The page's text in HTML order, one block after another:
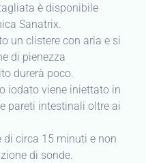
è disponibile
Sanatrix.
un clistere con aria e si
di pienezza
durerà poco.
iodato viene iniettato in
pareti intestinali oltre ai
di circa 15 minuti e non
di sonde.